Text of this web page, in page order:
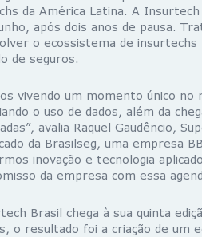
da América Latina. A
após dois anos de pausa.
o ecossistema de
de seguros.
vivendo um momento único
o uso de dados, além da
avalia Raquel Gaudêncio,
da Brasilseg, uma empresa
inovação e tecnologia
da empresa com essa
Brasil chega à sua quinta
o resultado foi a criação de um